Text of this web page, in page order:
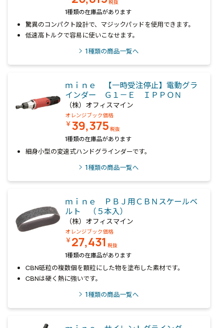
税抜
1種類の在庫品があります
驚異のコンパクト設計で、マジックパッドを使用できます。
低速高トルクで容易に使いこなせます。
1種類の商品一覧へ
ｍｉｎｅ 【一時受注停止】電動グラ
インダー Ｇ１－Ｅ ＩＰＰＯＮ
（株）オフィスマイン
オレンジブック価格
￥39,375 税抜
1種類の在庫品があります
細身小型の変速式ハンドグラインダーです。
1種類の商品一覧へ
ｍｉｎｅ ＰＢＪ用ＣＢＮスケールベ
ルト （５本入）
（株）オフィスマイン
オレンジブック価格
￥27,431 税抜
1種類の在庫品があります
CBN砥粒の複数個を顆粒にした物を塗布した素材です。
CBNは硬く熱に強いです。
1種類の商品一覧へ